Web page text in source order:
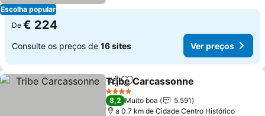
Escolha popular
De € 224
Consulte os preços de 16 sites Ver preços
PartilharAdicionar aos favoritos
Tribe Carcassonne
4 Estrelas
8,2 Muito boa
5.591
a 0.7 km de Cidade Centro Histórico